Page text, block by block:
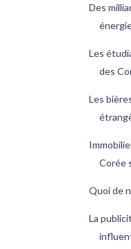
Des
Les
des
Les
Corée
Quoi de
La